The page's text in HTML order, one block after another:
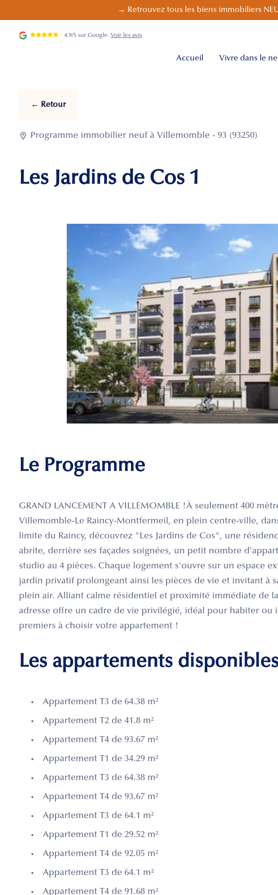
→ Retrouvez tous les biens immobiliers
4.9/5 sur Google. Voir les avis
Accueil Vivre dans le
← Retour
 Programme immobilier neuf à Villemomble - 93 (93250)
Les Jardins de Cos 1
Le Programme
GRAND LANCEMENT A VILLEMOMBLE !À seulement 400
Villemomble-Le Raincy-Montfermeil, en plein centre-ville,
limite du Raincy, découvrez "Les Jardins de Cos", une
abrite, derrière ses façades soignées, un petit nombre
studio au 4 pièces. Chaque logement s'ouvre sur un espace
jardin privatif prolongeant ainsi les pièces de vie et invitant à
plein air. Alliant calme résidentiel et proximité immédiate de
adresse offre un cadre de vie privilégié, idéal pour habiter ou
premiers à choisir votre appartement !
Les appartements
Appartement T3 de 64.38 m²
Appartement T2 de 41.8 m²
Appartement T4 de 93.67 m²
Appartement T1 de 34.29 m²
Appartement T3 de 64.38 m²
Appartement T4 de 93.67 m²
Appartement T3 de 64.1 m²
Appartement T1 de 29.52 m²
Appartement T4 de 92.05 m²
Appartement T3 de 64.1 m²
Appartement T4 de 91.68 m²